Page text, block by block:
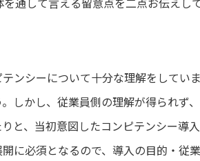
ンシーについて十分な理解をしてい
しかし、従業員側の理解が得られず
と、当初意図したコンピテンシー導
に必須となるので、導入の目的・従